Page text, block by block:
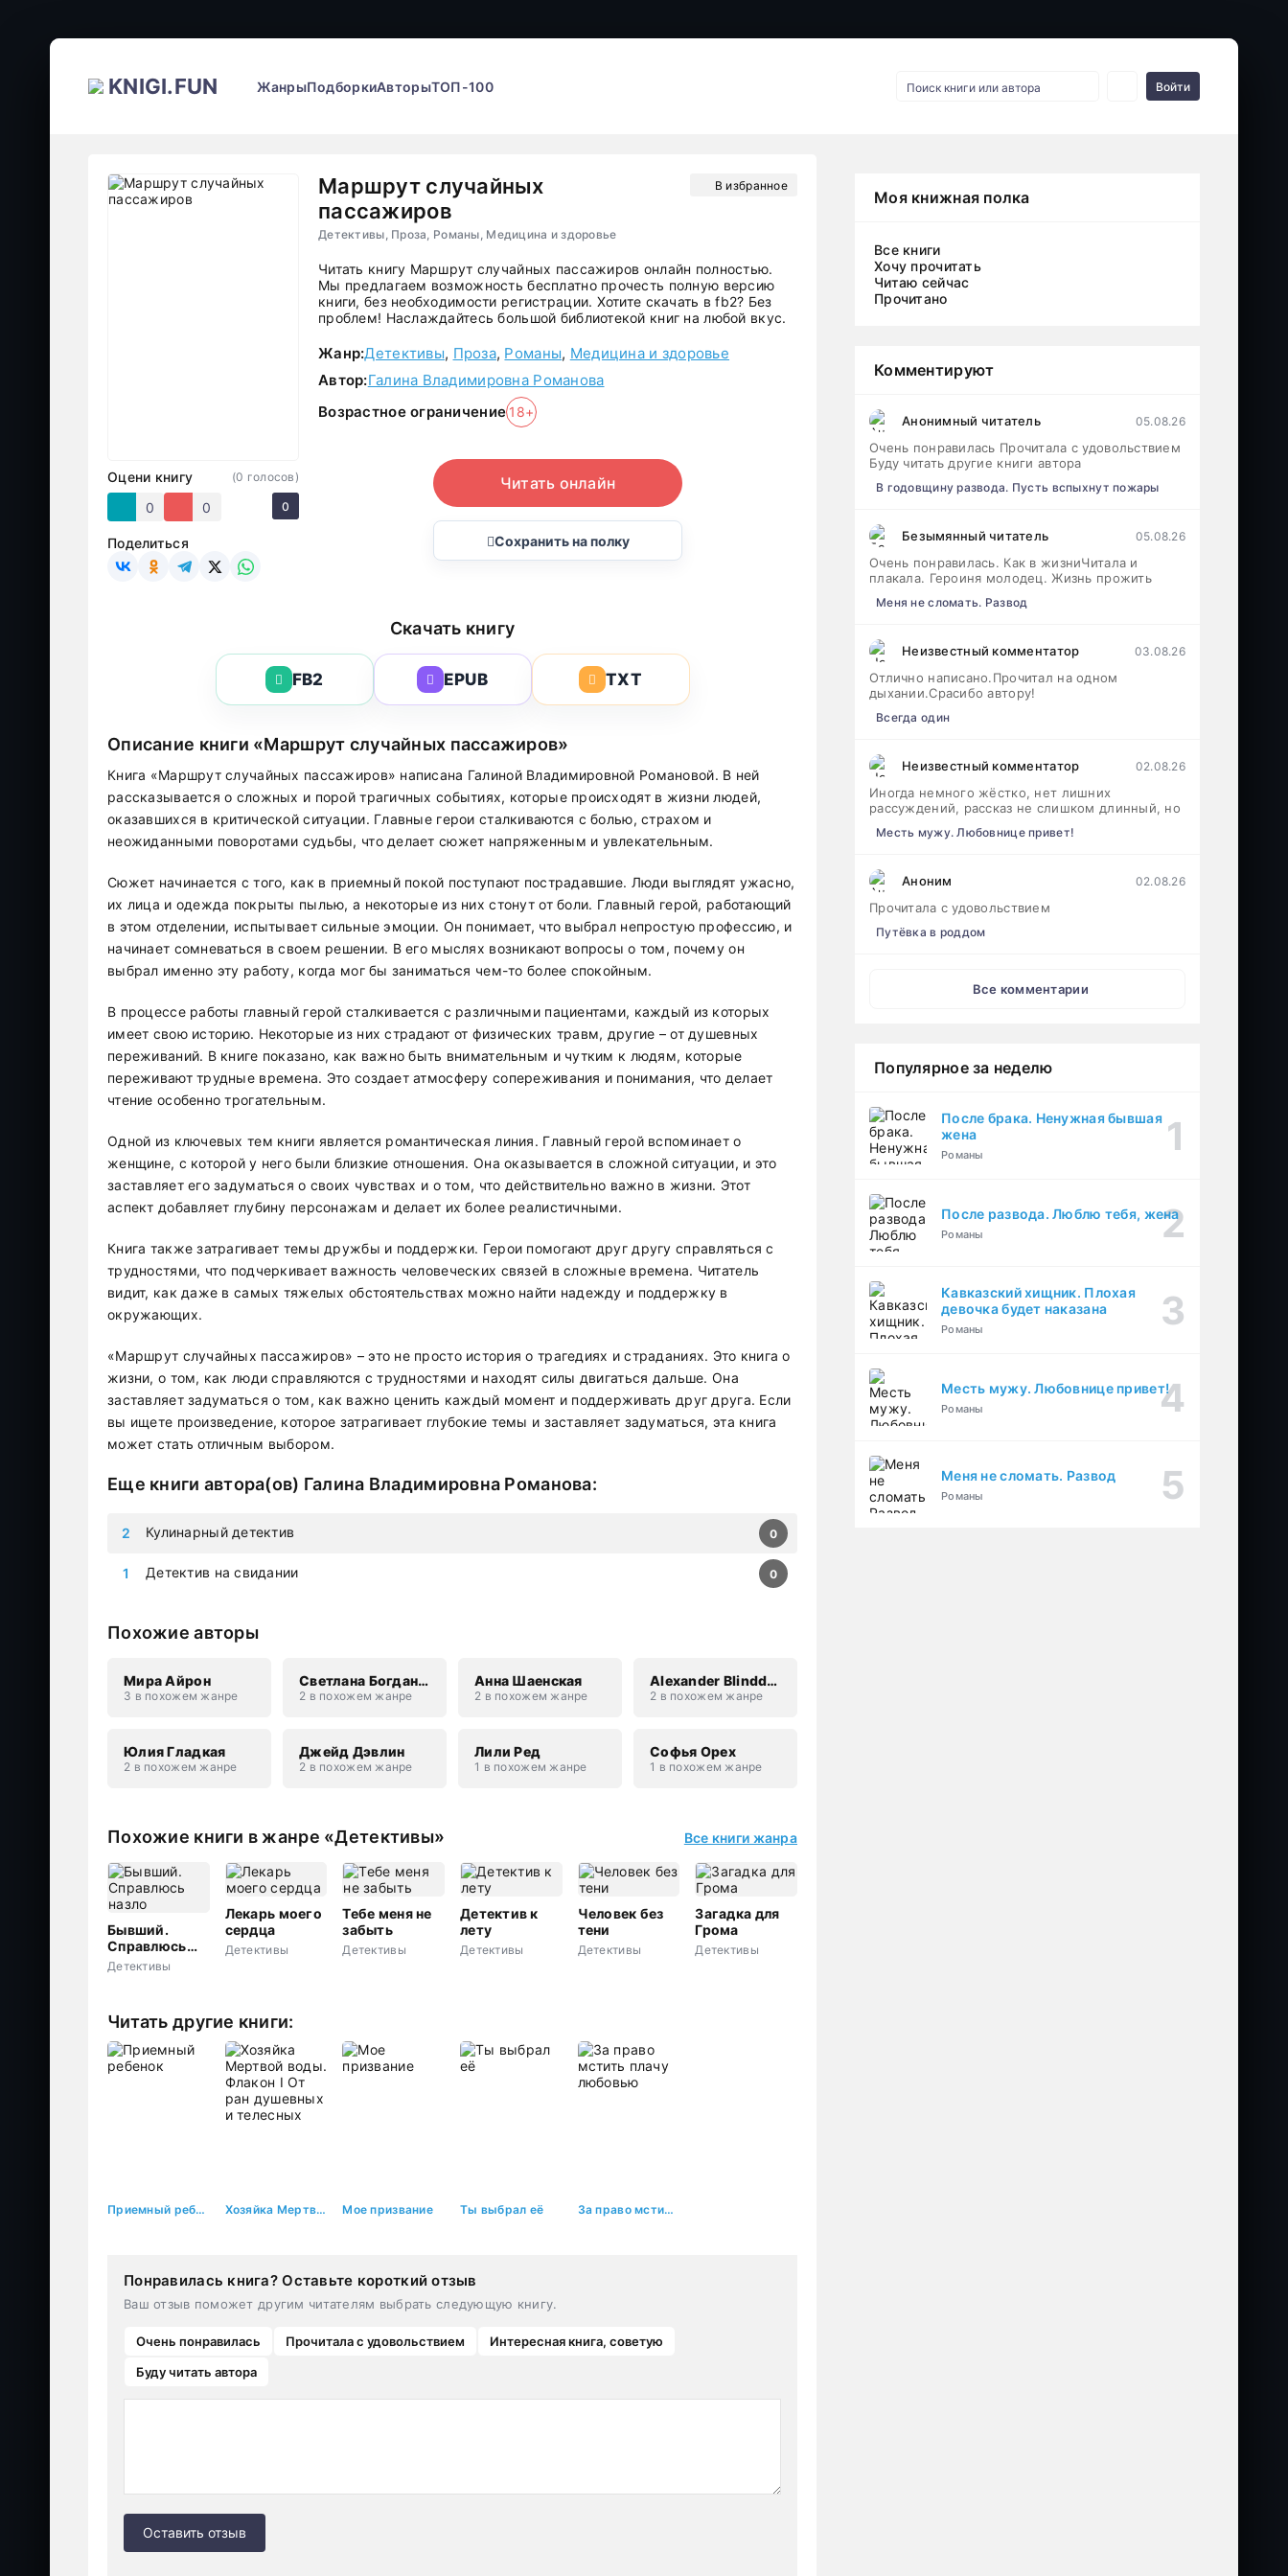
KNIGI.FUN ЖанрыПодборкиАвторыТОП-100 Войти
Маршрут случайных
пассажиров
Детективы, Проза, Романы, Медицина и здоровье
В избранное
Оцени книгу
0
0
(0 голосов)
0
Поделиться
Читать книгу Маршрут случайных пассажиров онлайн полностью.
Мы предлагаем возможность бесплатно прочесть полную версию
книги, без необходимости регистрации. Хотите скачать в fb2? Без
проблем! Наслаждайтесь большой библиотекой книг на любой вкус.
Жанр:Детективы, Проза, Романы, Медицина и здоровье
Автор:Галина Владимировна Романова
Возрастное ограничение 18+
Читать онлайн
Сохранить на полку
Скачать книгу
FB2 EPUB TXT
Описание книги «Маршрут случайных пассажиров»
Книга «Маршрут случайных пассажиров» написана Галиной Владимировной Романовой. В ней
рассказывается о сложных и порой трагичных событиях, которые происходят в жизни людей,
оказавшихся в критической ситуации. Главные герои сталкиваются с болью, страхом и
неожиданными поворотами судьбы, что делает сюжет напряженным и увлекательным.
Сюжет начинается с того, как в приемный покой поступают пострадавшие. Люди выглядят ужасно,
их лица и одежда покрыты пылью, а некоторые из них стонут от боли. Главный герой, работающий
в этом отделении, испытывает сильные эмоции. Он понимает, что выбрал непростую профессию, и
начинает сомневаться в своем решении. В его мыслях возникают вопросы о том, почему он
выбрал именно эту работу, когда мог бы заниматься чем-то более спокойным.
В процессе работы главный герой сталкивается с различными пациентами, каждый из которых
имеет свою историю. Некоторые из них страдают от физических травм, другие – от душевных
переживаний. В книге показано, как важно быть внимательным и чутким к людям, которые
переживают трудные времена. Это создает атмосферу сопереживания и понимания, что делает
чтение особенно трогательным.
Одной из ключевых тем книги является романтическая линия. Главный герой вспоминает о
женщине, с которой у него были близкие отношения. Она оказывается в сложной ситуации, и это
заставляет его задуматься о своих чувствах и о том, что действительно важно в жизни. Этот
аспект добавляет глубину персонажам и делает их более реалистичными.
Книга также затрагивает темы дружбы и поддержки. Герои помогают друг другу справляться с
трудностями, что подчеркивает важность человеческих связей в сложные времена. Читатель
видит, как даже в самых тяжелых обстоятельствах можно найти надежду и поддержку в
окружающих.
«Маршрут случайных пассажиров» – это не просто история о трагедиях и страданиях. Это книга о
жизни, о том, как люди справляются с трудностями и находят силы двигаться дальше. Она
заставляет задуматься о том, как важно ценить каждый момент и поддерживать друг друга. Если
вы ищете произведение, которое затрагивает глубокие темы и заставляет задуматься, эта книга
может стать отличным выбором.
Еще книги автора(ов) Галина Владимировна Романова:
Детектив на свидании 0
Кулинарный детектив 0
Похожие авторы
Мира Айрон
3 в похожем жанре
Светлана Богдановна Шёпот
2 в похожем жанре
Анна Шаенская
2 в похожем жанре
Alexander Blinddog
2 в похожем жанре
Юлия Гладкая
2 в похожем жанре
Джейд Дэвлин
2 в похожем жанре
Лили Ред
1 в похожем жанре
Софья Орех
1 в похожем жанре
Похожие книги в жанре «Детективы» Все книги жанра
Бывший.
Справлюсь
назло
Детективы
Лекарь моего
сердца
Детективы
Тебе меня не
забыть
Детективы
Детектив к
лету
Детективы
Человек без
тени
Детективы
Загадка для
Грома
Детективы
Читать другие книги:
Приемный ребенок Хозяйка Мертвой воды. Флакон I От ран душевных и телесных Мое призвание Ты выбрал её За право мстить плачу любовью
Понравилась книга? Оставьте короткий отзыв
Ваш отзыв поможет другим читателям выбрать следующую книгу.
Очень понравилась Прочитала с удовольствием
Интересная книга, советую
Буду читать автора
Оставить отзыв
Моя книжная полка
Все книги
Хочу прочитать
Читаю сейчас
Прочитано
Комментируют
Анонимный читатель 05.08.26
Очень понравилась Прочитала с удовольствием
Буду читать другие книги автора
В годовщину развода. Пусть вспыхнут пожары
Безымянный читатель 05.08.26
Очень понравилась. Как в жизниЧитала и
плакала. Героиня молодец. Жизнь прожить
Меня не сломать. Развод
Неизвестный комментатор 03.08.26
Отлично написано.Прочитал на одном
дыхании.Срасибо автору!
Всегда один
Неизвестный комментатор 02.08.26
Иногда немного жёстко, нет лишних
рассуждений, рассказ не слишком длинный, но
Месть мужу. Любовнице привет!
Аноним 02.08.26
Прочитала с удовольствием
Путёвка в роддом
Все комментарии
Популярное за неделю
После брака. Ненужная бывшая
жена
Романы
После развода. Люблю тебя, жена
Романы
Кавказский хищник. Плохая
девочка будет наказана
Романы
Месть мужу. Любовнице привет!
Романы
Меня не сломать. Развод
Романы